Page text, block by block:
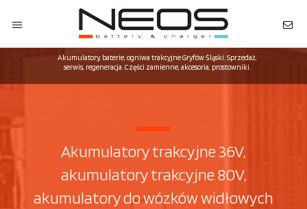
Akumulatory, baterie, ogniwa trakcyjne Gryfów Śląski. Sprzedaż,
serwis, regeneracja. Części zamienne, akcesoria, prostowniki.
Akumulatory trakcyjne 36V,
akumulatory trakcyjne 80V,
akumulatory do wózków widłowych